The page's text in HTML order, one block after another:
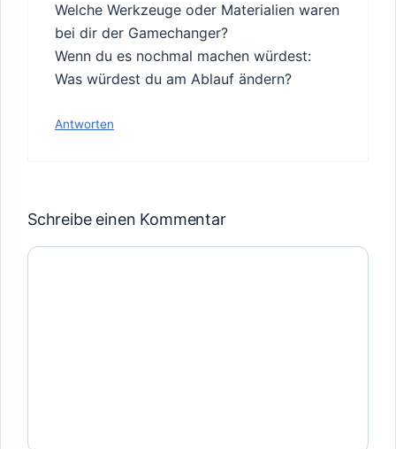
Welche Werkzeuge oder Materialien waren
bei dir der Gamechanger?
Wenn du es nochmal machen würdest:
Was würdest du am Ablauf ändern?
Antworten
Schreibe einen Kommentar
Kommentar